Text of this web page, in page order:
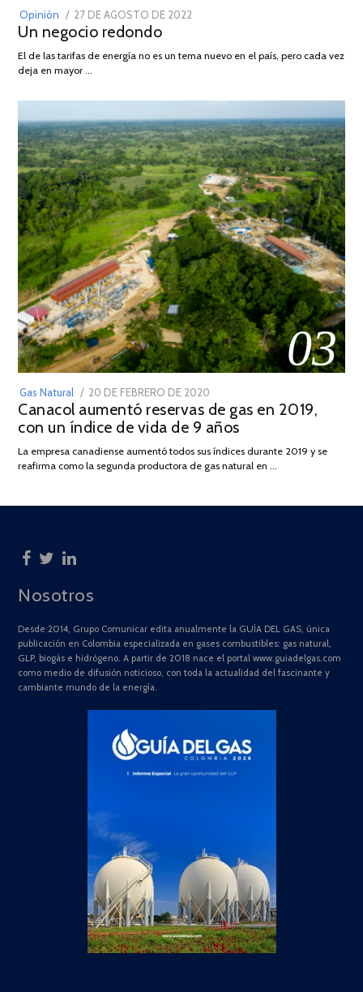
Opinión
POSTED
ON
27 DE AGOSTO DE 2022
DE
Un negocio redondo
El de las tarifas de energía no es un tema nuevo en el país, pero cada vez
deja en mayor …
03
Gas Natural
POSTED
ON
20 DE FEBRERO DE 2020
DE
JULIO
2025
Canacol aumentó reservas de gas en 2019,
con un índice de vida de 9 años
La empresa canadiense aumentó todos sus índices durante 2019 y se
reafirma como la segunda productora de gas natural en …
Nosotros
Desde 2014, Grupo Comunicar edita anualmente la GUÍA DEL GAS, única
publicación en Colombia especializada en gases combustibles: gas natural,
GLP, biogás e hidrógeno. A partir de 2018 nace el portal www.guiadelgas.com
como medio de difusión noticioso, con toda la actualidad del fascinante y
cambiante mundo de la energía.